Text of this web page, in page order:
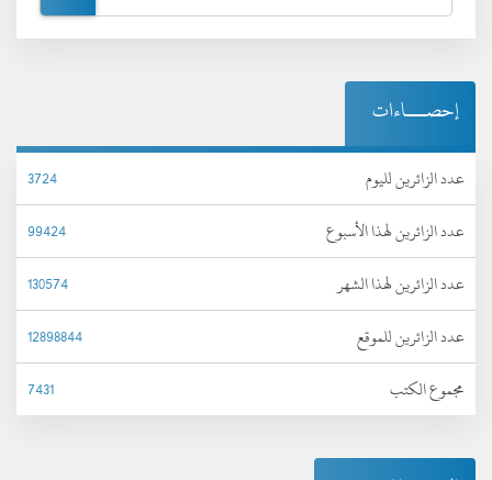
إحصـــاءات
عدد الزائرين لليوم
3724
عدد الزائرين لهذا الأسبوع
99424
عدد الزائرين لهذا الشهر
130574
عدد الزائرين للموقع
12898844
مجموع الكتب
7431